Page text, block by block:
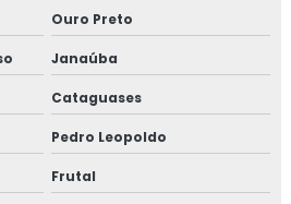
tubulação de água gelada rj
tubulação de água quente
tubulação de cobre
tubulação de vapor
Ouro Preto
Janaúba
Cataguases
Pedro Leopoldo
Frutal